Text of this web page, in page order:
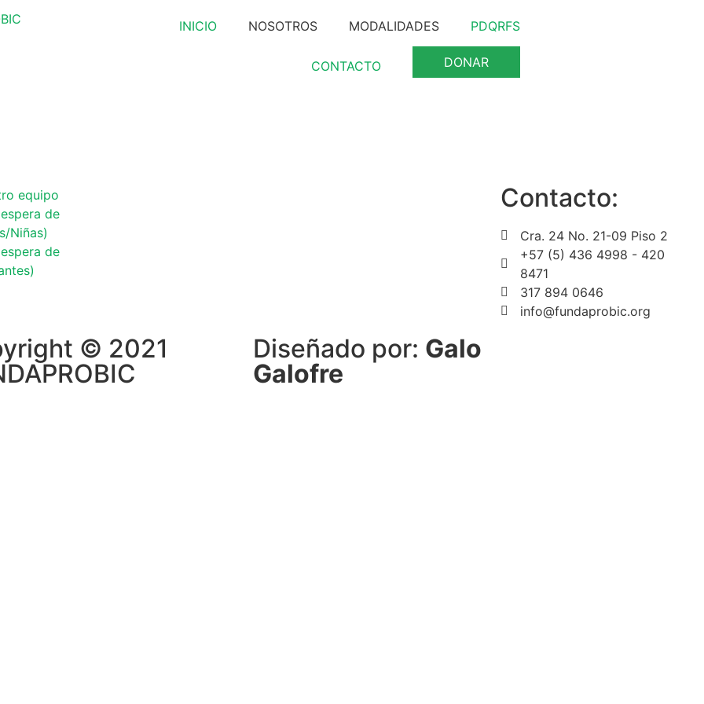
INICIO NOSOTROS MODALIDADES PDQRFS
CONTACTO DONAR
equipo
de
Niñas)
de
Contacto:
Cra. 24 No. 21-09 Piso 2
+57 (5) 436 4998 - 420
8471
317 894 0646
info@fundaprobic.org
© 2021
Diseñado por: Galo
Galofre